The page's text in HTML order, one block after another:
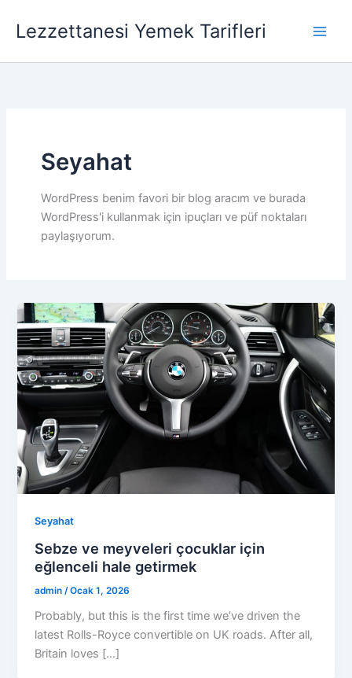
atlaLezzettanesi Yemek Tarifleri
Seyahat
WordPress benim favori bir blog aracım ve burada
WordPress'i kullanmak için ipuçları ve püf noktaları
paylaşıyorum.
Seyahat
Sebze ve meyveleri çocuklar için
eğlenceli hale getirmek
admin /Ocak 1, 2026
Probably, but this is the first time we’ve driven the
latest Rolls-Royce convertible on UK roads. After all,
Britain loves […]